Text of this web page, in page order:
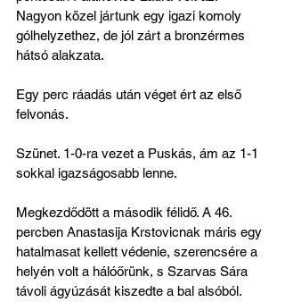
Nagyon közel jártunk egy igazi komoly
gólhelyzethez, de jól zárt a bronzérmes
hátsó alakzata.
Egy perc ráadás után véget ért az első
felvonás.
Szünet. 1-0-ra vezet a Puskás, ám az 1-1
sokkal igazságosabb lenne.
Megkezdődött a második félidő. A 46.
percben Anastasija Krstovicnak máris egy
hatalmasat kellett védenie, szerencsére a
helyén volt a hálóőrünk, s Szarvas Sára
távoli ágyúzását kiszedte a bal alsóból.